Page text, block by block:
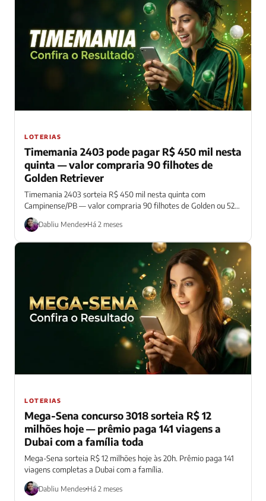
LOTERIAS
Timemania 2403 pode pagar R$ 450 mil nesta
quinta — valor compraria 90 filhotes de
Golden Retriever
Timemania 2403 sorteia R$ 450 mil nesta quinta com
Campinense/PB — valor compraria 90 filhotes de Golden ou 529
cestas básicas
Dabliu Mendes Há 2 meses
LOTERIAS
Mega-Sena concurso 3018 sorteia R$ 12
milhões hoje — prêmio paga 141 viagens a
Dubai com a família toda
Mega-Sena sorteia R$ 12 milhões hoje às 20h. Prêmio paga 141
viagens completas a Dubai com a família.
Dabliu Mendes Há 2 meses